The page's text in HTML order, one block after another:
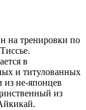
на тренировки по
в
и титулованных
из не-японцев
из